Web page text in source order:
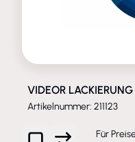
VIDEOR
Artikelnummer: 211123
Für